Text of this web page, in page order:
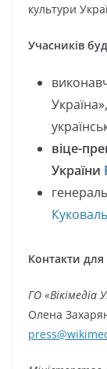
культури
Учасників
віце-
України
Контакти для
ГО «Вікімедіа
Олена